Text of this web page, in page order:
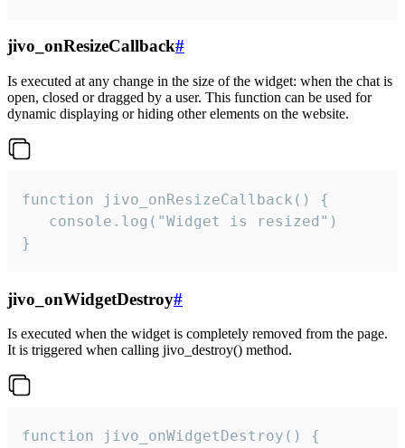
jivo_onResizeCallback#
Is executed at any change in the size of the widget: when the chat is
open, closed or dragged by a user. This function can be used for
dynamic displaying or hiding other elements on the website.
function jivo_onResizeCallback() {
   console.log("Widget is resized")
}
jivo_onWidgetDestroy#
Is executed when the widget is completely removed from the page.
It is triggered when calling jivo_destroy() method.
function jivo_onWidgetDestroy() {